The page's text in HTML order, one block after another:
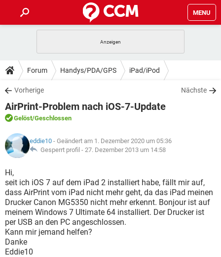
MENU
ANDROID IOS
WINDOWS 10
WHATSAPP TIKTOK
FACEBOOK
TIPPS & TRICKS
SPIELE STREAMING
WINDOWS 10
WHATSAPP
FACEBOOK HARDWARE
DOWNLOADS
SPIELE STREAMING
ANDROID
WINDOWS 10 INSTAGRAM
WHATSAPP
FACEBOOK
FORUM
SPIELE
ANDROID IOS
WHATSAPP TIKTOK
FACEBOOK HARDWARE
LEXIKON
SPIELE
ANDROID
WINDOWS 10 INSTAGRAM
WHATSAPP TIKTOK
FACEBOOK HARDWARE
Forum Handys/PDA/GPS iPad/iPod
Vorherige Nächste
AirPrint-Problem nach iOS-7-Update
Gelöst/Geschlossen
eddie10 - Geändert am 1. Dezember 2020 um 05:36
Gesperrt profil - 27. Dezember 2013 um 14:58
Hi,
seit ich iOS 7 auf dem iPad 2 installiert habe, fällt mir auf,
dass AirPrint vom iPad nicht mehr geht, da das iPad meinen
Drucker Canon MG5350 nicht mehr erkennt. Bonjour ist auf
meinem Windows 7 Ultimate 64 installiert. Der Drucker ist
per USB an den PC angeschlossen.
Kann mir jemand helfen?
Danke
Eddie10